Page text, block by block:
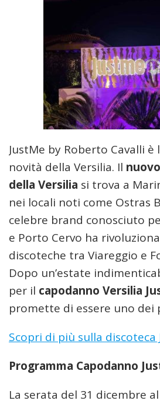
JustMe by Roberto Cavalli è
novità della Versilia. Il
della Versilia si trova a
nei locali noti come Ostras
celebre brand conosciuto
e Porto Cervo ha
discoteche tra Viareggio e
Dopo un’estate
per il capodanno Versilia
promette di essere uno dei
Scopri di più sulla discoteca
Programma Capodanno
La serata del 31 dicembre